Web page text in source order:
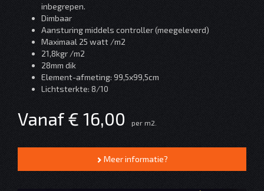
inbegrepen.
Dimbaar
Aansturing middels controller (meegeleverd)
Maximaal 25 watt /m2
21,8kgr /m2
28mm dik
Element-afmeting: 99,5x99,5cm
Lichtsterkte: 8/10
Vanaf € 16,00 per m2.
Meer informatie?